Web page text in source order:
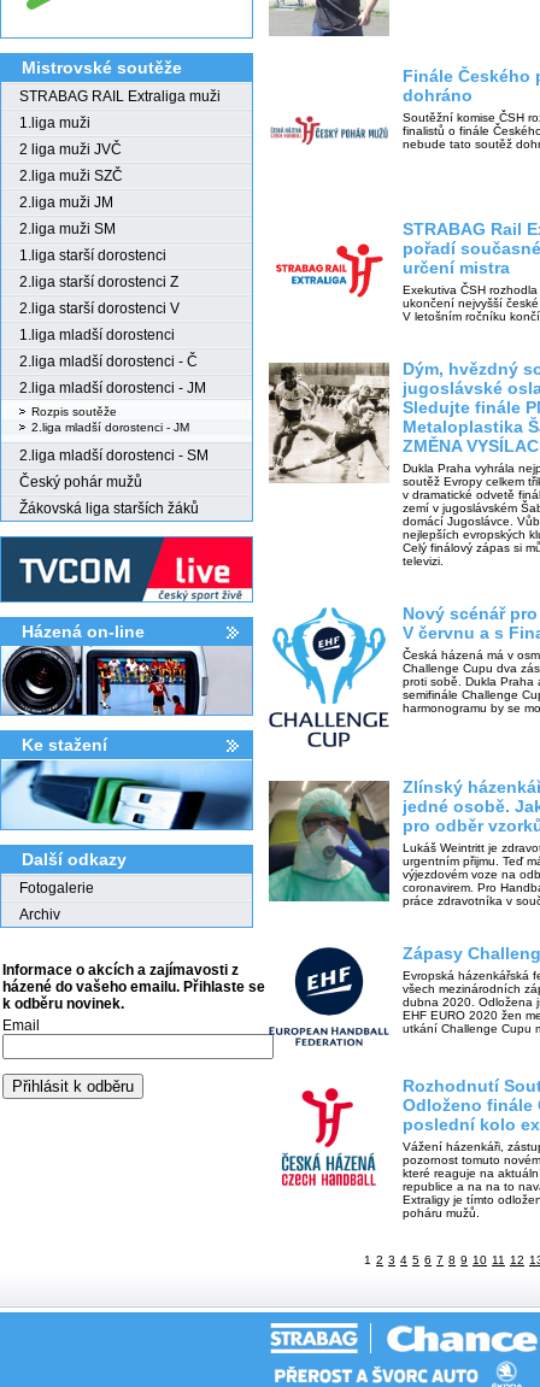
Mistrovské soutěže
STRABAG RAIL Extraliga muži
1.liga muži
2 liga muži JVČ
2.liga muži SZČ
2.liga muži JM
2.liga muži SM
1.liga starší dorostenci
2.liga starší dorostenci Z
2.liga starší dorostenci V
1.liga mladší dorostenci
2.liga mladší dorostenci - Č
2.liga mladší dorostenci - JM
Rozpis soutěže
2.liga mladší dorostenci - JM
2.liga mladší dorostenci - SM
Český pohár mužů
Žákovská liga starších žáků
Házená on-line
Ke stažení­
Další odkazy
Fotogalerie
Archiv
Informace o akcích a zajímavosti z
házené do vašeho emailu. Přihlaste se
k odběru novinek.
Email
Finále Českého
dohráno
Soutěžní komise ČSH
finalistů o finále
nebude tato soutěž
STRABAG Rail
pořadí
určení mistra
Exekutiva ČSH
ukončení nejvyšší
V letošním ročníku
Dým, hvězdný
jugoslávské
Sledujte finále
Metaloplastika
ZMĚNA
Dukla Praha vyhrála
soutěž Evropy celkem
v dramatické odvetě
zemí v jugoslávském
domácí Jugoslávce.
nejlepších evropských
Celý finálový zápas si
televizi.
Nový scénář
V červnu a s
Česká házená má v
Challenge Cupu dva
proti sobě. Dukla Praha
semifinále Challenge
harmonogramu by se
Zlínský
jedné osobě.
pro odběr
Lukáš Weintritt je
urgentním přijmu. Teď
výjezdovém voze na
coronavirem. Pro
práce zdravotníka v
Zápasy
Evropská házenkářská
všech mezinárodních
dubna 2020. Odložena
EHF EURO 2020 žen
utkání Challenge Cupu
Rozhodnutí
Odloženo finále
poslední kolo
Vážení házenkáři,
pozornost tomuto
které reaguje na
republice a na na to
Extraligy je tímto
poháru mužů.
1 2 3 4 5 6 7 8 9 10 11 12